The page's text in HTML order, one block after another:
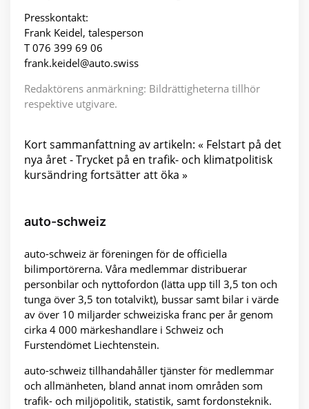
Presskontakt:
Frank Keidel, talesperson
T 076 399 69 06
frank.keidel@auto.swiss
Redaktörens anmärkning: Bildrättigheterna tillhör
respektive utgivare.
Kort sammanfattning av artikeln: « Felstart på det
nya året - Trycket på en trafik- och klimatpolitisk
kursändring fortsätter att öka »
auto-schweiz
auto-schweiz är föreningen för de officiella
bilimportörerna. Våra medlemmar distribuerar
personbilar och nyttofordon (lätta upp till 3,5 ton och
tunga över 3,5 ton totalvikt), bussar samt bilar i värde
av över 10 miljarder schweiziska franc per år genom
cirka 4 000 märkeshandlare i Schweiz och
Furstendömet Liechtenstein.
auto-schweiz tillhandahåller tjänster för medlemmar
och allmänheten, bland annat inom områden som
trafik- och miljöpolitik, statistik, samt fordonsteknik.